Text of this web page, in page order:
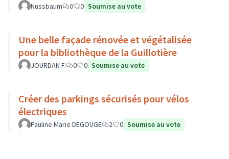
Nussbaum 0 0 Soumise au vote
Une belle façade rénovée et végétalisée
pour la bibliothèque de la Guillotière
JOURDAN F. 0 0 Soumise au vote
Créer des parkings sécurisés pour vélos
électriques
Pauline Marie DEGOUGE 2 0 Soumise au vote